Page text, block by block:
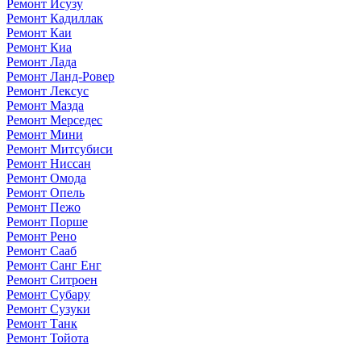
Ремонт Исузу
Ремонт Кадиллак
Ремонт Каи
Ремонт Киа
Ремонт Лада
Ремонт Ланд-Ровер
Ремонт Лексус
Ремонт Мазда
Ремонт Мерседес
Ремонт Мини
Ремонт Митсубиси
Ремонт Ниссан
Ремонт Омода
Ремонт Опель
Ремонт Пежо
Ремонт Порше
Ремонт Рено
Ремонт Сааб
Ремонт Санг Енг
Ремонт Ситроен
Ремонт Субару
Ремонт Сузуки
Ремонт Танк
Ремонт Тойота